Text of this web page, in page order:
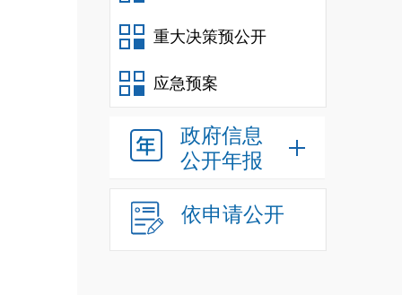
重大决策预公开
应急预案
政府信息
公开年报
依申请公开